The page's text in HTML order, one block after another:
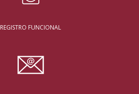
REGISTRO FUNCIONAL